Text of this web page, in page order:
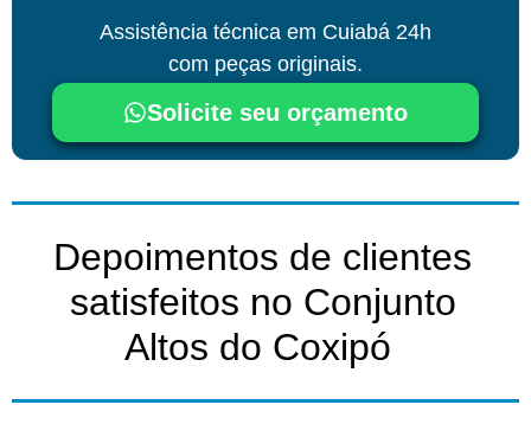
Assistência técnica em Cuiabá 24h
com peças originais.
Solicite seu orçamento
Depoimentos de clientes
satisfeitos no Conjunto
Altos do Coxipó ​